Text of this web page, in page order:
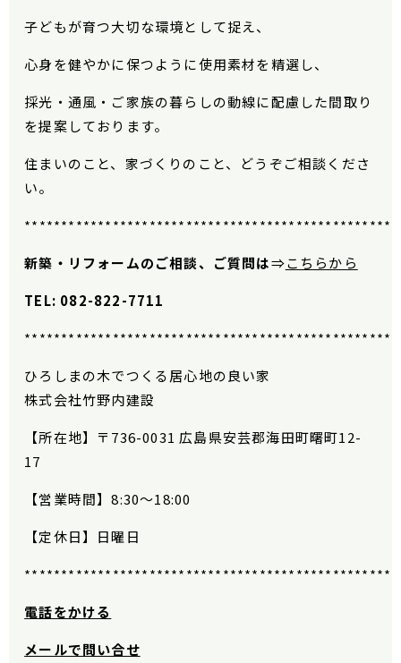
子どもが育つ大切な環境として捉え、
心身を健やかに保つように使用素材を精選し、
採光・通風・ご家族の暮らしの動線に配慮した間取り
を提案しております。
住まいのこと、家づくりのこと、どうぞご相談くださ
い。
新築・リフォームのご相談、ご質問は⇒こちらから
TEL: 082-822-7711
ひろしまの木でつくる居心地の良い家
株式会社竹野内建設
【所在地】〒 736-0031広島県安芸郡海田町曙町12-
17
【営業時間】8:30〜18:00
【定休日】日曜日
電話をかける
メールで問い合せ